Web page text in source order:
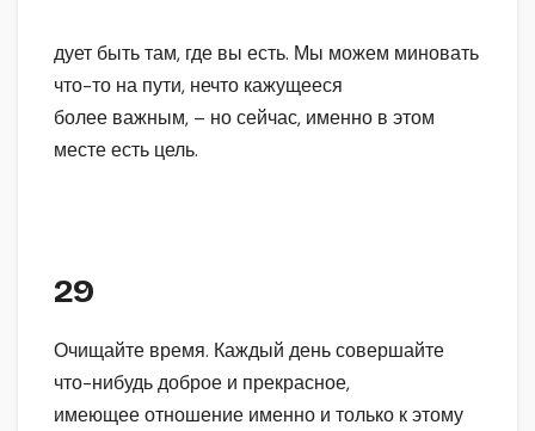
дует быть там, где вы есть. Мы можем миновать
что-то на пути, нечто кажущееся
более важным, – но сейчас, именно в этом
месте есть цель.
29
Очищайте время. Каждый день совершайте
что-нибудь доброе и прекрасное,
имеющее отношение именно и только к этому